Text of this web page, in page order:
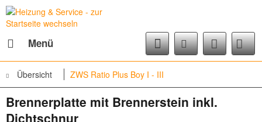
Menü
Übersicht ZWS Ratio Plus Boy I - III
Brennerplatte mit Brennerstein inkl.
Dichtschnur